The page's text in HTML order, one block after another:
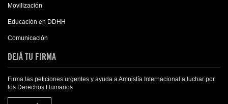
Movilización
Educación en DDHH
Comunicación
DEJÁ TU FIRMA
Firma las peticiones urgentes y ayuda a Amnistía Internacional a luchar por
los Derechos Humanos